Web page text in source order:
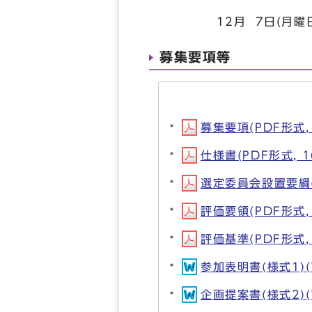
12月 7日(月曜日)(予
募集要項等
募集要項(PDF形
仕様書(PDF形式,
選定委員会設置要
評価要領(PDF形
評価基準(PDF形
参加表明書(様式
企画提案書(様式